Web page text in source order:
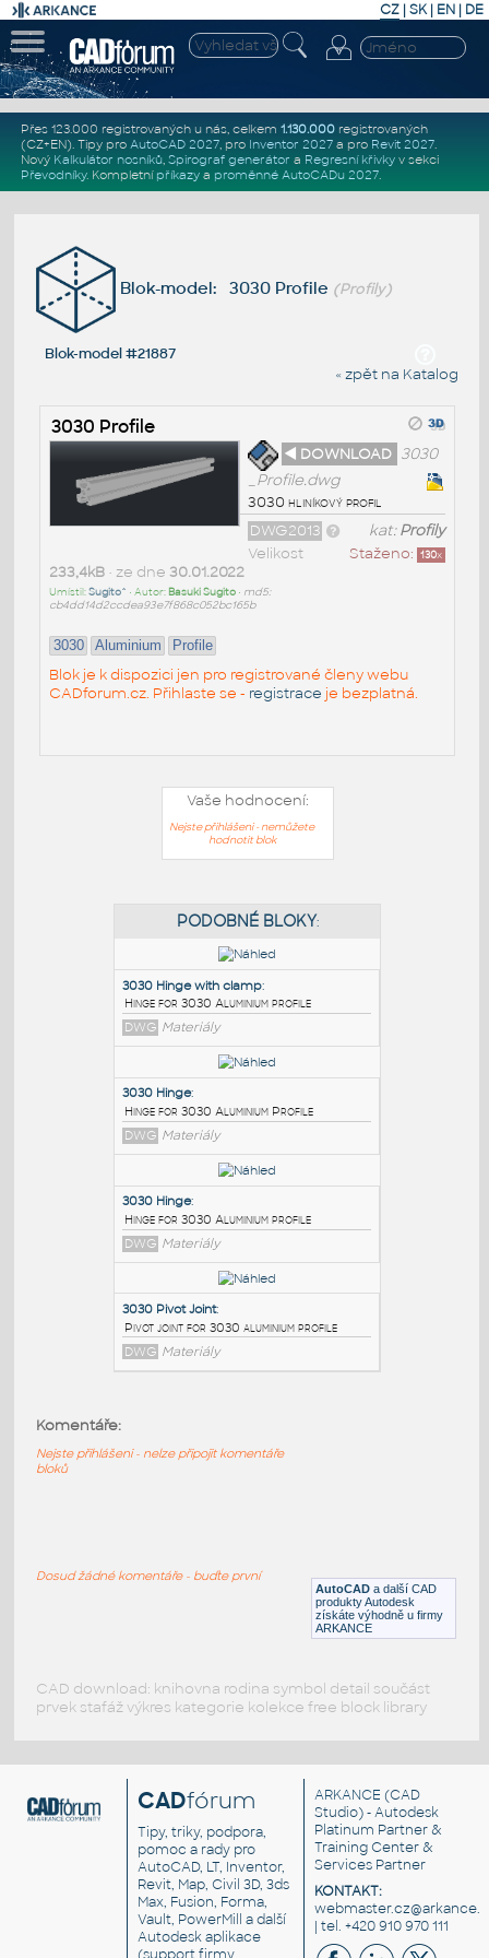
CZ | SK| EN | DE
Přes 123.000 registrovaných u nás, celkem 1.130.000registrovaných
(CZ+EN). Tipy pro AutoCAD 2027, pro Inventor 2027a pro Revit 2027.
Nový Kalkulátor nosníků, Spirograf generátor a Regresní křivkyv sekci
Převodníky. Kompletní příkazya proměnné AutoCADu 2027.
Blok-model: 3030 Profile (Profily)
Blok-model #21887
« zpět na Katalog
3030 Profile
◄ DOWNLOAD 3030
_Profile.dwg
3030 hliníkový profil
kat:Profily
DWG2013
Staženo: 130x
Velikost
233,4kB• ze dne 30.01.2022
Umístil:Sugito^ • Autor: Basuki Sugito• md5:
cb4dd14d2ccdea93e7f868c052bc165b
3030 Aluminium Profile
Blok je k dispozici jen pro registrované členy webu
CADforum.cz. Přihlaste se - registrace je bezplatná.
Vaše hodnocení:
Nejste přihlášeni - nemůžete
hodnotit blok
PODOBNÉ BLOKY
3030 Hinge with clamp:
Hinge for 3030 Aluminium profile
DWG Materiály
3030 Hinge:
Hinge for 3030 Aluminium Profile
DWG Materiály
DWG Materiály
AutoCAD a další CAD
produkty Autodesk
získáte výhodně u firmy
ARKANCE
Komentáře:
Nejste přihlášeni - nelze připojit komentáře
bloků
Dosud žádné komentáře - buďte první
CAD download: knihovna rodina symbol detail součást
prvek stafáž výkres kategorie kolekce free block library
CADfórum
Tipy, triky, podpora,
pomoc a rady pro
AutoCAD, LT, Inventor,
Revit, Map, Civil 3D, 3ds
Max, Fusion, Forma,
Vault, PowerMill a další
Autodesk aplikace
ARKANCE (CAD
Studio) - Autodesk
Platinum Partner &
Training Center &
Services Partner
KONTAKT:
| tel. +420 910 970 111